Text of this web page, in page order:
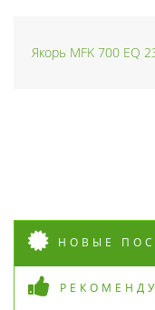
Якорь MFK 700 EQ
НОВЫЕ